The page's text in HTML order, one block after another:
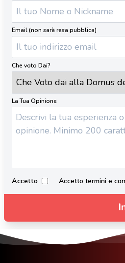
Email (non sarà resa pubblica)
Che voto Dai?
La Tua Opinione
Accetto Accetto termini e